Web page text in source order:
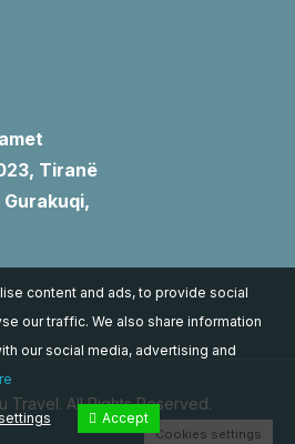
Tiranë
Gurakuqi,
Travel. All Rights Reserved.
content and ads, to provide social
our traffic. We also share information
our social media, advertising and
Accept
Cookies settings